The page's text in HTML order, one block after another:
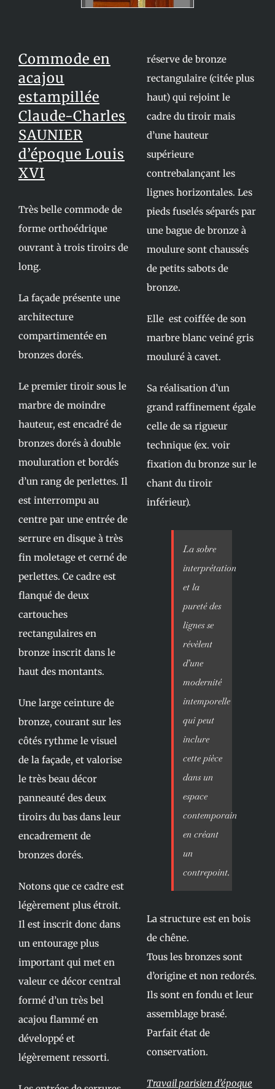
Commode en
acajou
estampillée
Claude-Charles
SAUNIER
d’époque Louis
XVI
Très belle commode de
forme orthoédrique
ouvrant à trois tiroirs de
long.
La façade présente une
architecture
compartimentée en
bronzes dorés.
Le premier tiroir sous le
marbre de moindre
hauteur, est encadré de
bronzes dorés à double
mouluration et bordés
d’un rang de perlettes. Il
est interrompu au
centre par une entrée de
serrure en disque à très
fin moletage et cerné de
perlettes. Ce cadre est
flanqué de deux
cartouches
rectangulaires en
bronze inscrit dans le
haut des montants.
Une large ceinture de
bronze, courant sur les
côtés rythme le visuel
de la façade, et valorise
le très beau décor
panneauté des deux
tiroirs du bas dans leur
encadrement de
bronzes dorés.
Notons que ce cadre est
légèrement plus étroit.
Il est inscrit donc dans
un entourage plus
important qui met en
valeur ce décor central
formé d’un très bel
acajou flammé en
développé et
légèrement ressorti.
réserve de bronze
rectangulaire (citée plus
haut) qui rejoint le
cadre du tiroir mais
d’une hauteur
supérieure
contrebalançant les
lignes horizontales. Les
pieds fuselés séparés par
une bague de bronze à
moulure sont chaussés
de petits sabots de
bronze.
Elle est coiffée de son
marbre blanc veiné gris
mouluré à cavet.
Sa réalisation d’un
grand raffinement égale
celle de sa rigueur
technique (ex. voir
fixation du bronze sur le
chant du tiroir
inférieur).
La sobre
interprétation
et la
pureté des
lignes se
révèlent
d’une
modernité
intemporelle
qui peut
inclure
cette pièce
dans un
espace
contemporain
en créant
un
contrepoint.
La structure est en bois
de chêne.
Tous les bronzes sont
d’origine et non redorés.
Ils sont en fondu et leur
assemblage brasé.
Parfait état de
conservation.
Travail parisien d’époque